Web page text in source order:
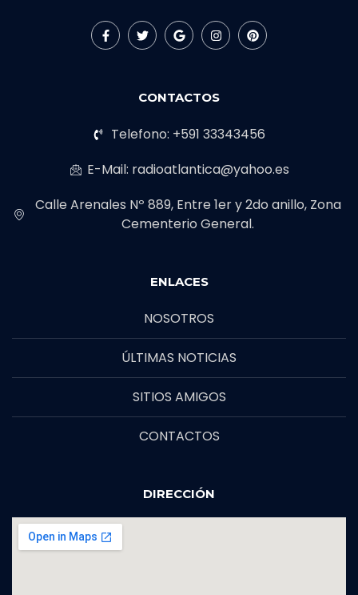
CONTACTOS
Telefono: +591 33343456
E-Mail: radioatlantica@yahoo.es
Calle Arenales Nº 889, Entre 1er y 2do anillo, Zona
Cementerio General.
ENLACES
NOSOTROS
ÚLTIMAS NOTICIAS
SITIOS AMIGOS
CONTACTOS
DIRECCIÓN